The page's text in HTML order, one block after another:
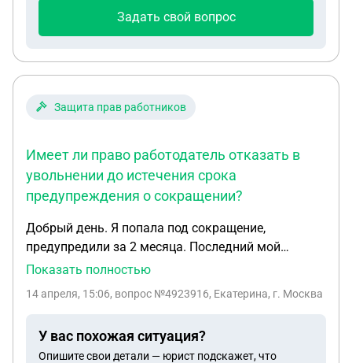
отправлять в БКИ данные о моей задолженности.
Мною было отправлено заявление в банк с
на заявление в банк прилагаю. Получается я
накапливает задолженность. Возможно чтобы
Задать свой вопрос
Защита прав работников
Имеет ли право работодатель отказать в
увольнении до истечения срока
предупреждения о сокращении?
Добрый день. Я попала под сокращение,
предупредили за 2 месяца. Последний мой
рабочий день 24 апреля, но я нашла др.работу,
заявление 30марта, сообщив в нём чтоб уволили
Имеет право?
Показать полностью
14 апреля, 15:06, вопрос №4923916, Екатерина, г. Москва
У вас похожая ситуация?
Опишите свои детали — юрист подскажет, что